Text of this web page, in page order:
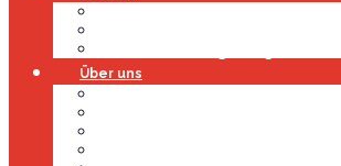
Über uns